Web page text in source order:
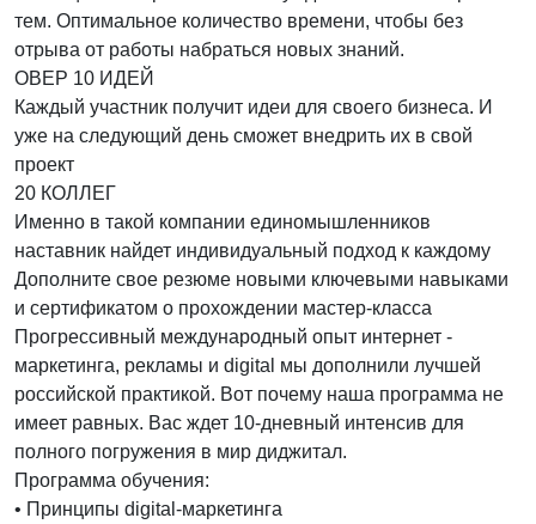
тем. Оптимальное количество времени, чтобы без
отрыва от работы набраться новых знаний.
ОВЕР 10 ИДЕЙ
Каждый участник получит идеи для своего бизнеса. И
уже на следующий день сможет внедрить их в свой
проект
20 КОЛЛЕГ
Именно в такой компании единомышленников
наставник найдет индивидуальный подход к каждому
Дополните свое резюме новыми ключевыми навыками
и сертификатом о прохождении мастер-класса
Прогрессивный международный опыт интернет -
маркетинга, рекламы и digital мы дополнили лучшей
российской практикой. Вот почему наша программа не
имеет равных. Вас ждет 10-дневный интенсив для
полного погружения в мир диджитал.
Программа обучения:
• Принципы digital-маркетинга